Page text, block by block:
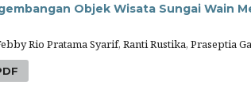
Objek Wisata Sungai Wain
Rio Pratama Syarif, Ranti Rustika, Praseptia